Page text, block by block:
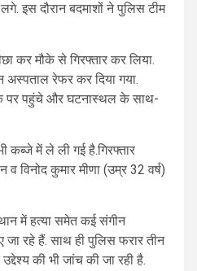
इस दौरान बदमाशों ने पुलिस टीम
कर मौके से गिरफ्तार कर लिया.
रेफर कर दिया गया.
पर पहुंचे और घटनास्थल के साथ-
कब्जे में ले ली गई है.गिरफ्तार
विनोद कुमार मीणा (उम्र 32 वर्ष)
में हत्या समेत कई संगीन
जा रहे हैं. साथ ही पुलिस फरार तीन
की भी जांच की जा रही है.